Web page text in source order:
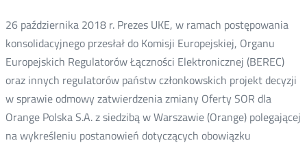
26 października 2018 r. Prezes UKE, w ramach postępowania
konsolidacyjnego przesłał do Komisji Europejskiej, Organu
Europejskich Regulatorów Łączności Elektronicznej (BEREC)
oraz innych regulatorów państw członkowskich projekt decyzji
w sprawie odmowy zatwierdzenia zmiany Oferty SOR dla
Orange Polska S.A. z siedzibą w Warszawie (Orange) polegającej
na wykreśleniu postanowień dotyczących obowiązku